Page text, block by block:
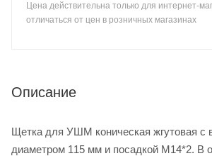
Цена действительна только для интернет-
отличаться от цен в розничных магазинах
Описание
Щетка для УШМ коническая жгутовая с
диаметром 115 мм и посадкой М14*2. В